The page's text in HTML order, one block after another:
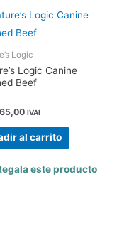
Logic
Logic Canine
Beef
IVAI
al carrito
este producto